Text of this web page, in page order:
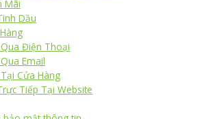
Mãi
Dầu
Điện Thoại
Email
Cửa Hàng
Tiếp Tại Website